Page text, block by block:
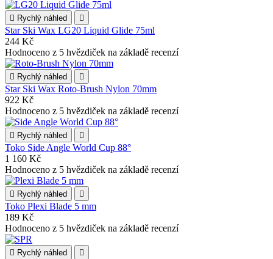
 Rychlý náhled 
Star Ski Wax LG20 Liquid Glide 75ml
244 Kč
Hodnoceno z 5 hvězdiček na základě recenzí
 Rychlý náhled 
Star Ski Wax Roto-Brush Nylon 70mm
922 Kč
Hodnoceno z 5 hvězdiček na základě recenzí
 Rychlý náhled 
Toko Side Angle World Cup 88°
1 160 Kč
Hodnoceno z 5 hvězdiček na základě recenzí
 Rychlý náhled 
Toko Plexi Blade 5 mm
189 Kč
Hodnoceno z 5 hvězdiček na základě recenzí
 Rychlý náhled 